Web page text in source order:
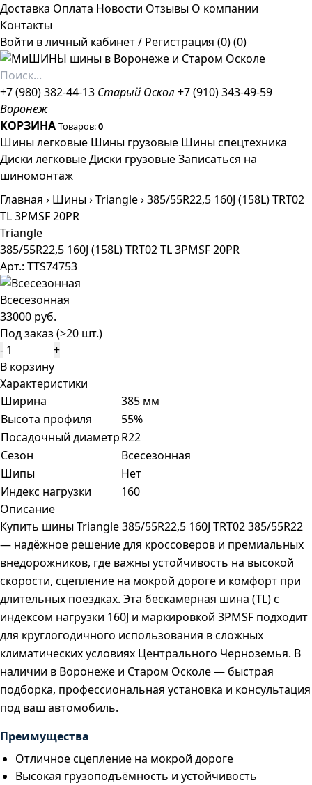
Доставка Оплата Новости Отзывы О компании
Контакты
Войти в личный кабинет/ Регистрация (0)(0)
+7 (980) 382-44-13 Старый Оскол +7 (910) 343-49-59
Воронеж
КОРЗИНА Товаров:0
Шины легковые Шины грузовые Шины спецтехника
Диски легковыеДиски грузовыеЗаписаться на
шиномонтаж
Главная › Шины›Triangle›385/55R22,5 160J (158L) TRT02
TL 3PMSF 20PR
Triangle
385/55R22,5 160J (158L) TRT02 TL 3PMSF 20PR
Арт.: TTS74753
Всесезонная
33000 руб.
Под заказ (>20 шт.)
-
+
В корзину
Характеристики
Ширина
385 мм
Высота профиля
55%
Посадочный диаметрR22
Сезон
Всесезонная
Шипы
Нет
Индекс нагрузки
160
Описание
Купить шины Triangle 385/55R22,5 160J TRT02 385/55R22
— надёжное решение для кроссоверов и премиальных
внедорожников, где важны устойчивость на высокой
скорости, сцепление на мокрой дороге и комфорт при
длительных поездках. Эта бескамерная шина (TL) с
индексом нагрузки 160J и маркировкой 3PMSF подходит
для круглогодичного использования в сложных
климатических условиях Центрального Черноземья. В
наличии в Воронеже и Старом Осколе — быстрая
подборка, профессиональная установка и консультация
под ваш автомобиль.
Преимущества
Отличное сцепление на мокрой дороге
Высокая грузоподъёмность и устойчивость